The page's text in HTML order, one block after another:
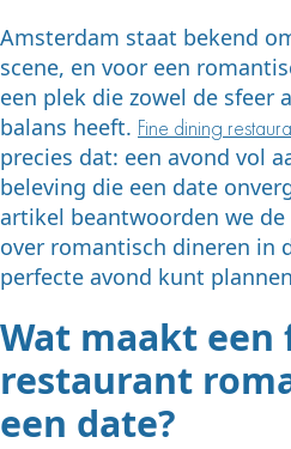
Amsterdam staat bekend
scene, en voor een
een plek die zowel de sfeer
balans heeft. Fine dining
precies dat: een avond vol
beleving die een date
artikel beantwoorden we
over romantisch dineren in
perfecte avond kunt
Wat maakt een
restaurant
een date?